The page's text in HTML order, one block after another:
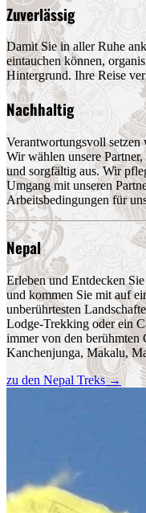
Zuverlässig
Damit Sie in aller Ruhe
eintauchen können,
Hintergrund. Ihre Reise
Nachhaltig
Verantwortungsvoll
Wir wählen unsere
und sorgfältig aus. Wir
Umgang mit unseren
Arbeitsbedingungen für
Nepal
Erleben und Entdecken
und kommen Sie mit auf
unberührtesten
Lodge-Trekking oder ein
immer von den berühmten
Kanchenjunga, Makalu,
zu den Nepal Treks→